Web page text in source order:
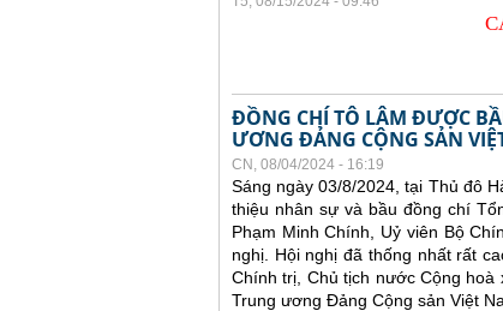
ĐỒNG CHÍ TÔ LÂM ĐƯỢC
ƯƠNG ĐẢNG CỘNG SẢN
CN, 08/04/2024 - 16:19
Sáng ngày 03/8/2024, tại Thủ đô
thiệu nhân sự và bầu đồng chí
Phạm Minh Chính, Uỷ viên Bộ
nghị. Hội nghị đã thống nhất rất
Chính trị, Chủ tịch nước Cộng
Trung ương Đảng Cộng sản Việt